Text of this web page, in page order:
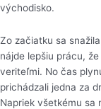
východisko.
Zo začiatku sa
nájde lepšiu prácu,
veriteľmi. No čas
prichádzali jedna za
Napriek všetkému sa